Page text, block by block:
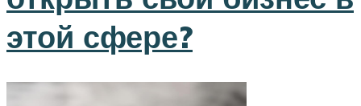
этой сфере?